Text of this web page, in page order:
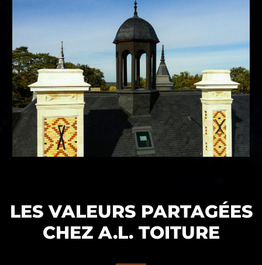
LES VALEURS PARTAGÉES
CHEZ A.L. TOITURE